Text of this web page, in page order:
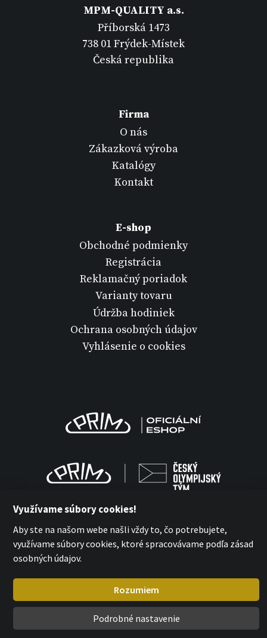
MPM-QUALITY a.s.
Příborská 1473
738 01 Frýdek-Místek
Česká republika
Firma
O nás
Zákazková výroba
Katalógy
Kontakt
E-shop
Obchodné podmienky
Registrácia
Reklamačný poriadok
Varianty tovaru
Údržba hodiniek
Ochrana osobných údajov
Vyhlásenie o cookies
MPM-QUALITY a.s. 2026
Využívame súbory cookies!
Aby ste na našom webe našli vždy to, čo potrebujete,
využívame súbory cookies, ktoré spracovávame podľa zásad
osobných údajov.
Rozumiem
Podrobné nastavenie